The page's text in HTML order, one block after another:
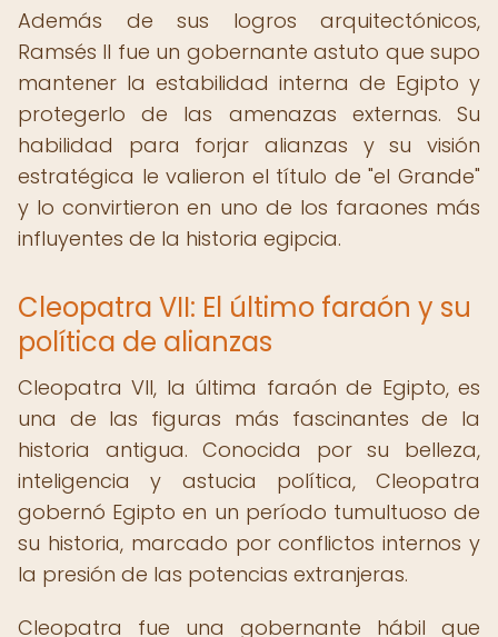
Además de sus logros arquitectónicos,
Ramsés II fue un gobernante astuto que supo
mantener la estabilidad interna de Egipto y
protegerlo de las amenazas externas. Su
habilidad para forjar alianzas y su visión
estratégica le valieron el título de "el Grande"
y lo convirtieron en uno de los faraones más
influyentes de la historia egipcia.
Cleopatra VII: El último faraón y su
política de alianzas
Cleopatra VII, la última faraón de Egipto, es
una de las figuras más fascinantes de la
historia antigua. Conocida por su belleza,
inteligencia y astucia política, Cleopatra
gobernó Egipto en un período tumultuoso de
su historia, marcado por conflictos internos y
la presión de las potencias extranjeras.
Cleopatra fue una gobernante hábil que